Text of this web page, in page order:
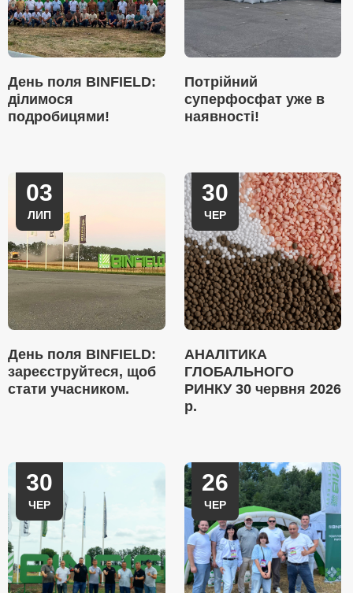
День поля BINFIELD:
ділимося
подробицями!
Потрійний
суперфосфат уже в
наявності!
03
ЛИП
День поля BINFIELD:
зареєструйтеся, щоб
стати учасником.
30
ЧЕР
АНАЛІТИКА
ГЛОБАЛЬНОГО
РИНКУ 30 червня 2026
р.
30
ЧЕР
26
ЧЕР